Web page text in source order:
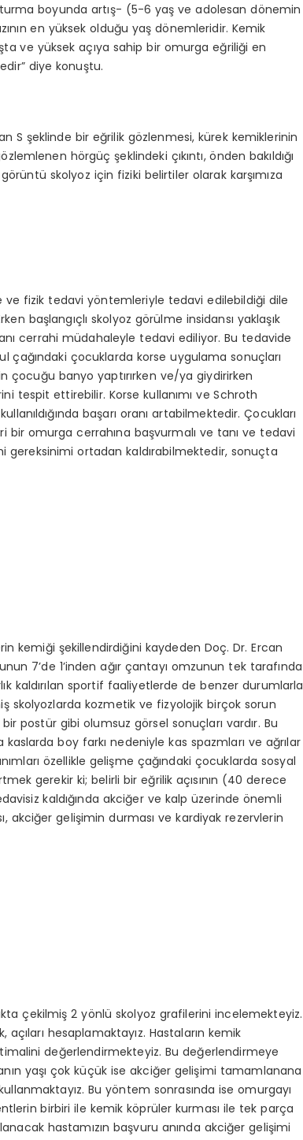
boyunda artış- (5-6 yaş ve adolesan dönemin
en yüksek olduğu yaş dönemleridir. Kemik
ve yüksek açıya sahip bir omurga eğriliği en
diye konuştu.
S şeklinde bir eğrilik gözlenmesi, kürek kemiklerinin
hörgüç şeklindeki çıkıntı, önden bakıldığı
görüntü skolyoz için fiziki belirtiler olarak karşımıza
ve fizik tedavi yöntemleriyle tedavi edilebildiği dile
başlangıçlı skolyoz görülme insidansı yaklaşık
cerrahi müdahaleyle tedavi ediliyor. Bu tedavide
çağındaki çocuklarda korse uygulama sonuçları
çocuğu banyo yaptırırken ve/ya giydirirken
tespit ettirebilir. Korse kullanımı ve Schroth
başarı oranı artabilmektedir. Çocukları
omurga cerrahına başvurmalı ve tanı ve tedavi
gereksinimi ortadan kaldırabilmektedir, sonuçta
kemiği şekillendirdiğini kaydeden Doç. Dr. Ercan
7’de 1’inden ağır çantayı omzunun tek tarafında
kaldırılan sportif faaliyetlerde de benzer durumlarla
skolyozlarda kozmetik ve fizyolojik birçok sorun
postür gibi olumsuz görsel sonuçları vardır. Bu
boy farkı nedeniyle kas spazmları ve ağrılar
özellikle gelişme çağındaki çocuklarda sosyal
gerekir ki; belirli bir eğrilik açısının (40 derece
kaldığında akciğer ve kalp üzerinde önemli
akciğer gelişimin durması ve kardiyak rezervlerin
çekilmiş 2 yönlü skolyoz grafilerini incelemekteyiz.
hesaplamaktayız. Hastaların kemik
değerlendirmekteyiz. Bu değerlendirmeye
yaşı çok küçük ise akciğer gelişimi tamamlanana
Bu yöntem sonrasında ise omurgayı
birbiri ile kemik köprüler kurması ile tek parça
hastamızın başvuru anında akciğer gelişimi